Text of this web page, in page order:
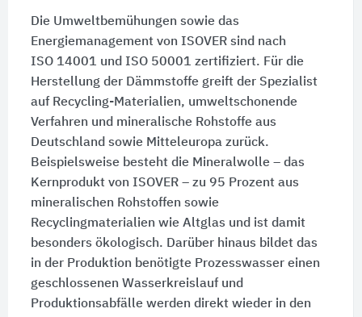
Die Umweltbemühungen sowie das
Energiemanagement von ISOVER sind nach
ISO 14001 und ISO 50001 zertifiziert. Für die
Herstellung der Dämmstoffe greift der Spezialist
auf Recycling-Materialien, umweltschonende
Verfahren und mineralische Rohstoffe aus
Deutschland sowie Mitteleuropa zurück.
Beispielsweise besteht die Mineralwolle – das
Kernprodukt von ISOVER – zu 95 Prozent aus
mineralischen Rohstoffen sowie
Recyclingmaterialien wie Altglas und ist damit
besonders ökologisch. Darüber hinaus bildet das
in der Produktion benötigte Prozesswasser einen
geschlossenen Wasserkreislauf und
Produktionsabfälle werden direkt wieder in den